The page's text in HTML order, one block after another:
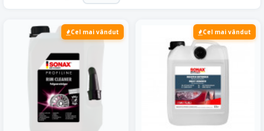
Cel mai vândut Cel mai vândut